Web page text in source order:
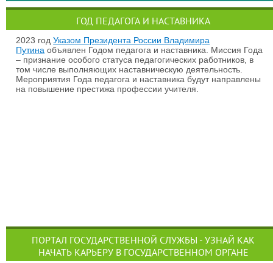
ГОД ПЕДАГОГА И НАСТАВНИКА
2023 годУказом Президента России Владимира
Путина объявлен Годом педагога и наставника. Миссия Года
– признание особого статуса педагогических работников, в
том числе выполняющих наставническую деятельность.
Мероприятия Года педагога и наставника будут направлены
на повышение престижа профессии учителя.
ПОРТАЛ ГОСУДАРСТВЕННОЙ СЛУЖБЫ - УЗНАЙ КАК
НАЧАТЬ КАРЬЕРУ В ГОСУДАРСТВЕННОМ ОРГАНЕ